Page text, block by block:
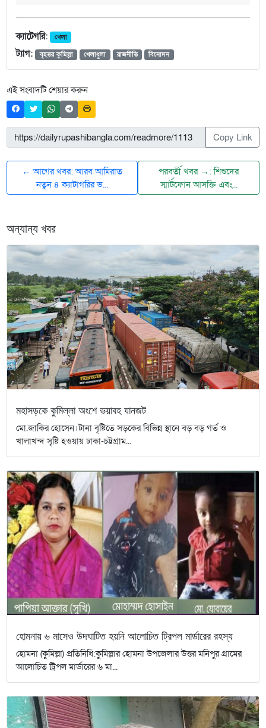
ক্যাটেগরি: খেলা
ট্যাগ: বৃহত্তর কুমিল্লা খেলাধুলা রাজনীতি বিনোদন
এই সংবাদটি শেয়ার করুন
Copy Link
← আগের খবর: আরব আমিরাত
নতুন ৪ ক্যাটাগরির ভ...
পরবর্তী খবর →: শিশুদের
স্মার্টফোন আসক্তি এবং...
অন্যান্য খবর
মহাসড়কে কুমিল্লা অংশে ভয়াবহ যানজট
মো.জাকির হোসেন।টানা বৃষ্টিতে সড়কের বিভিন্ন স্থানে বড় বড় গর্ত ও
খালাখন্দ সৃষ্টি হওয়ায় ঢাকা-চট্টগ্রাম...
হোমনায় ৬ মাসেও উদঘাটিত হয়নি আলোচিত ট্রিপল মার্ডারের রহস্য
হোমনা (কুমিল্লা) প্রতিনিধি:কুমিল্লার হোমনা উপজেলার উত্তর মনিপুর গ্রামের
আলোচিত ট্রিপল মার্ডারের ৬ মা...